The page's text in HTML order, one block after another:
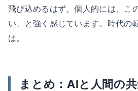
飛び込めるはず。個人的には、こ
い、と強く感じています。時代の
は。
まとめ：AIと人間の共